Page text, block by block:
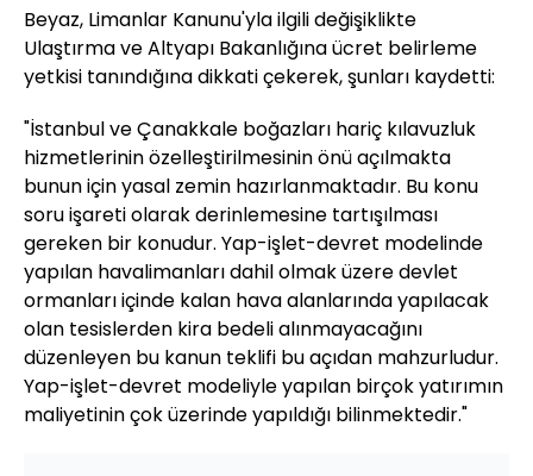
Beyaz, Limanlar Kanunu'yla ilgili değişiklikte
Ulaştırma ve Altyapı Bakanlığına ücret belirleme
yetkisi tanındığına dikkati çekerek, şunları kaydetti:
"İstanbul ve Çanakkale boğazları hariç kılavuzluk
hizmetlerinin özelleştirilmesinin önü açılmakta
bunun için yasal zemin hazırlanmaktadır. Bu konu
soru işareti olarak derinlemesine tartışılması
gereken bir konudur. Yap-işlet-devret modelinde
yapılan havalimanları dahil olmak üzere devlet
ormanları içinde kalan hava alanlarında yapılacak
olan tesislerden kira bedeli alınmayacağını
düzenleyen bu kanun teklifi bu açıdan mahzurludur.
Yap-işlet-devret modeliyle yapılan birçok yatırımın
maliyetinin çok üzerinde yapıldığı bilinmektedir."